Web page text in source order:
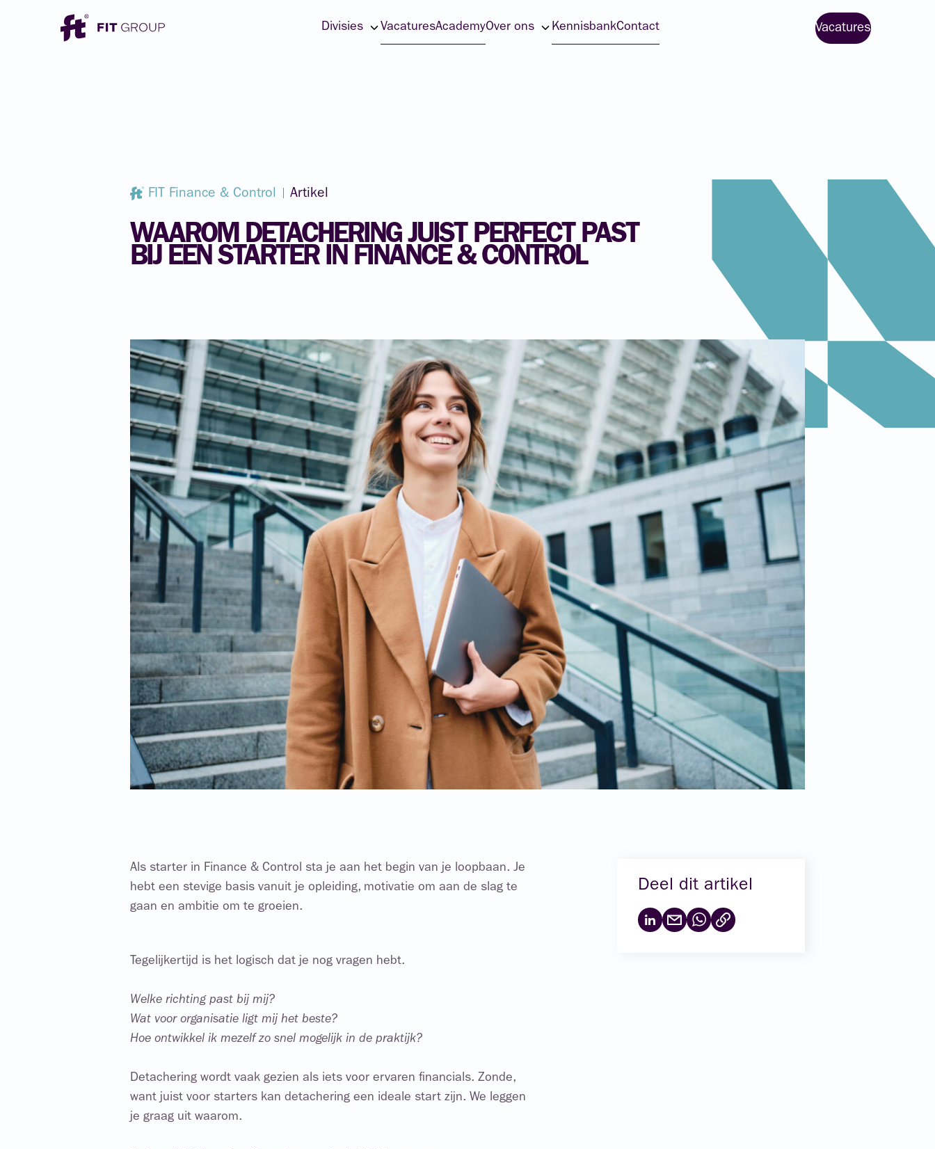
Divisies VacaturesAcademyOver ons KennisbankContact Vacatures
FIT Finance & Control Artikel
WAAROM DETACHERING JUIST PERFECT PAST
BIJ EEN STARTER IN FINANCE & CONTROL
Als starter in Finance & Control sta je aan het begin van je loopbaan. Je
hebt een stevige basis vanuit je opleiding, motivatie om aan de slag te
gaan en ambitie om te groeien.
Tegelijkertijd is het logisch dat je nog vragen hebt.
Welke richting past bij mij?
Wat voor organisatie ligt mij het beste?
Hoe ontwikkel ik mezelf zo snel mogelijk in de praktijk?
Detachering wordt vaak gezien als iets voor ervaren financials. Zonde,
want juist voor starters kan detachering een ideale start zijn. We leggen
je graag uit waarom.
Deel dit artikel